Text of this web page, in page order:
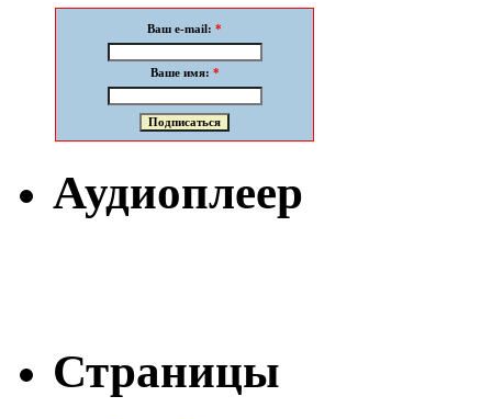
Ваш e-mail: *
Ваше имя: *
Аудиоплеер
Страницы